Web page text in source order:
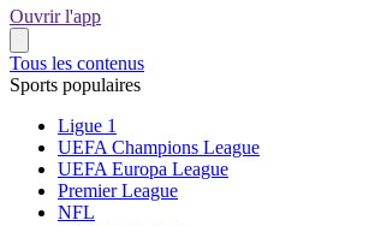
Ouvrir l'app
Tous les contenus
Sports populaires
Ligue 1
UEFA Champions League
UEFA Europa League
Premier League
NFL